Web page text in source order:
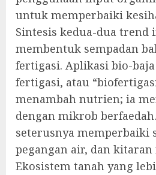
untuk memperbaiki
Sintesis kedua-dua trend
membentuk sempadan
fertigasi. Aplikasi bio-
fertigasi, atau
menambah nutrien; ia
dengan mikrob berfaedah.
seterusnya memperbaiki
pegangan air, dan
Ekosistem tanah yang